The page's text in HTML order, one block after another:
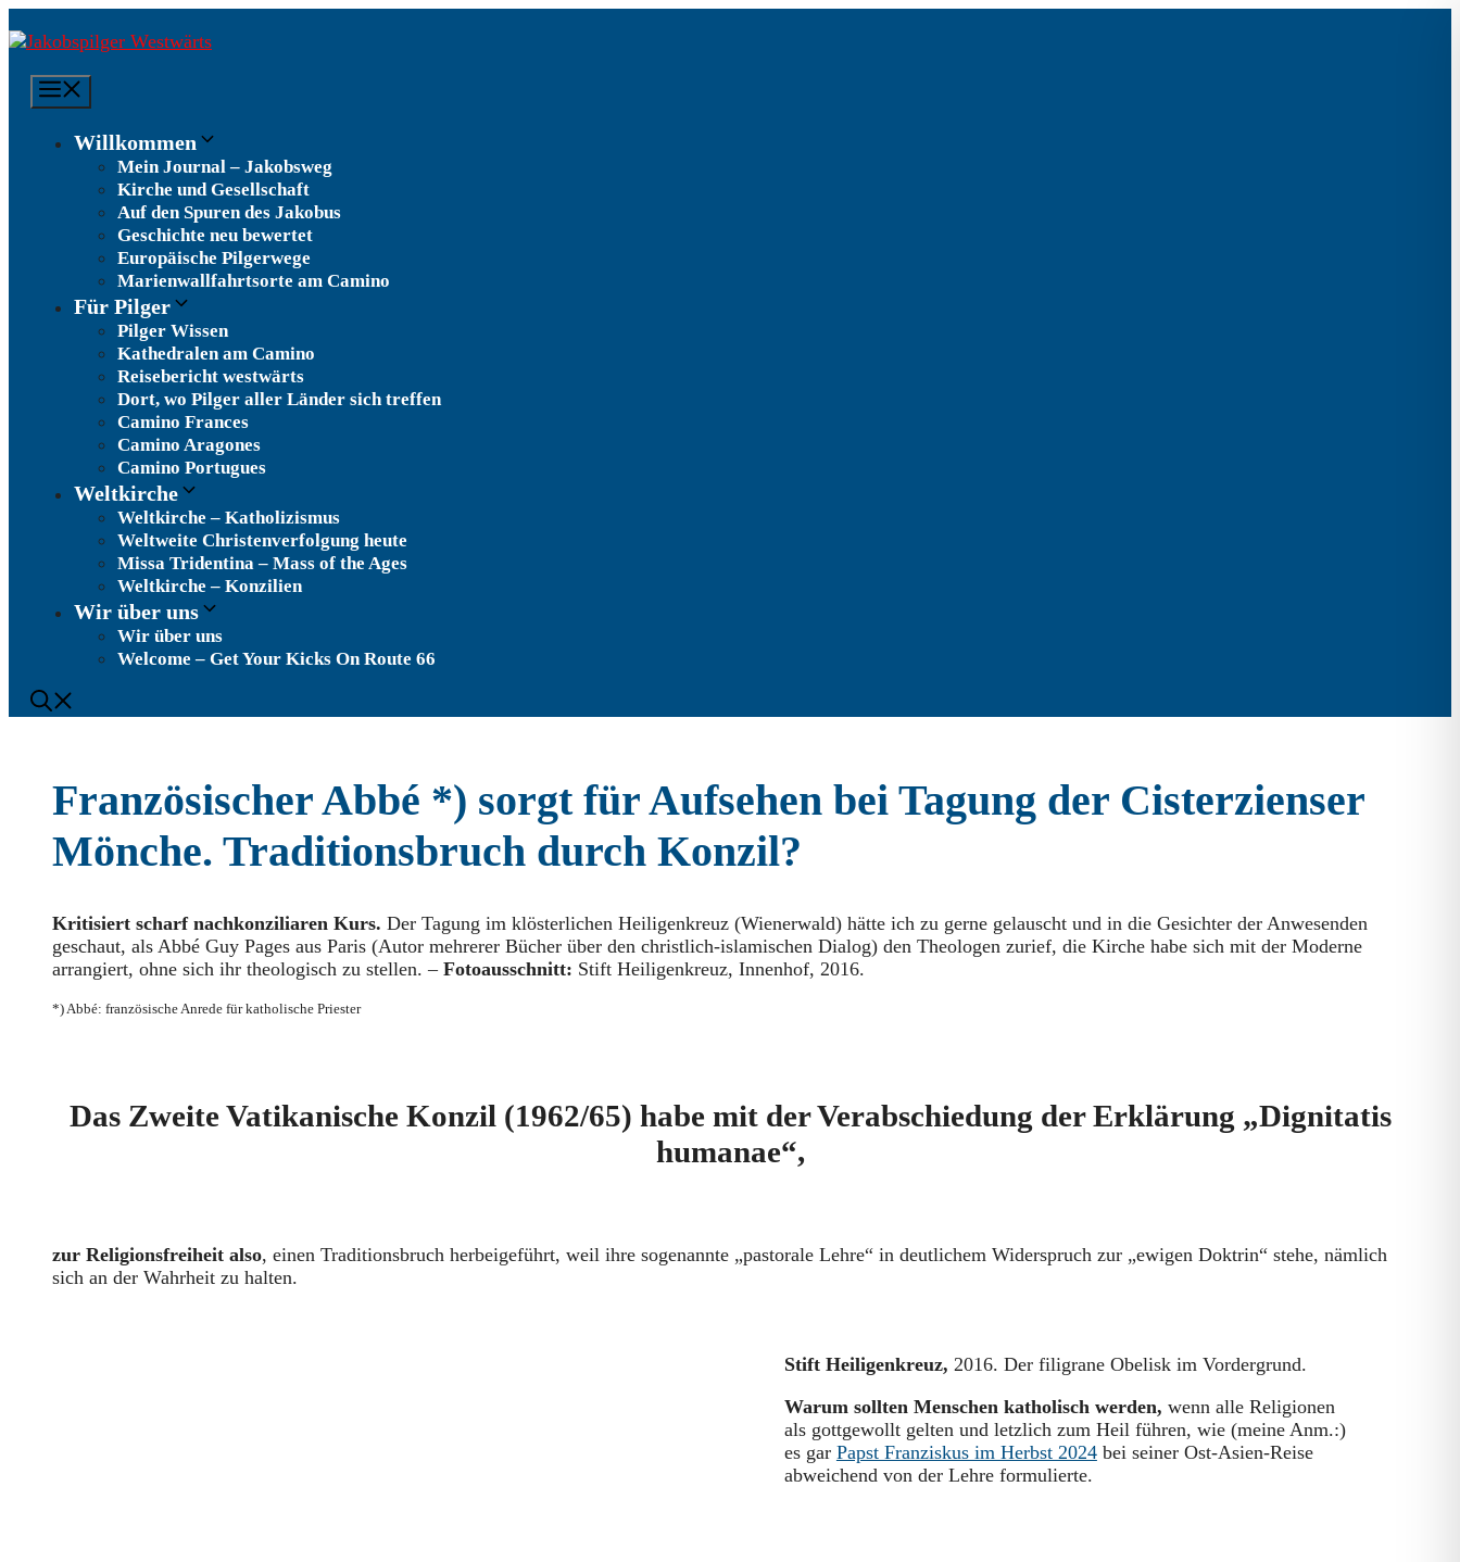
Inhalt
Willkommen
Mein Journal – Jakobsweg
Kirche und Gesellschaft
Auf den Spuren des Jakobus
Geschichte neu bewertet
Europäische Pilgerwege
Marienwallfahrtsorte am Camino
Für Pilger
Pilger Wissen
Kathedralen am Camino
Reisebericht westwärts
Dort, wo Pilger aller Länder sich treffen
Camino Frances
Camino Aragones
Camino Portugues
Weltkirche
Weltkirche – Katholizismus
Weltweite Christenverfolgung heute
Missa Tridentina – Mass of the Ages
Weltkirche – Konzilien
Wir über uns
Wir über uns
Welcome – Get Your Kicks On Route 66
Französischer Abbé *) sorgt für Aufsehen bei Tagung der Cisterzienser
Mönche. Traditionsbruch durch Konzil?
Kritisiert scharf nachkonziliaren Kurs. Der Tagung im klösterlichen Heiligenkreuz (Wienerwald) hätte ich zu gerne gelauscht und in die Gesichter der Anwesenden
geschaut, als Abbé Guy Pages aus Paris (Autor mehrerer Bücher über den christlich-islamischen Dialog) den Theologen zurief, die Kirche habe sich mit der Moderne
arrangiert, ohne sich ihr theologisch zu stellen. – Fotoausschnitt: Stift Heiligenkreuz, Innenhof, 2016.
*) Abbé: französische Anrede für katholische Priester
Das Zweite Vatikanische Konzil (1962/65) habe mit der Verabschiedung der Erklärung „Dignitatis
humanae“,
zur Religionsfreiheit also, einen Traditionsbruch herbeigeführt, weil ihre sogenannte „pastorale Lehre“ in deutlichem Widerspruch zur „ewigen Doktrin“ stehe, nämlich
sich an der Wahrheit zu halten.
Stift Heiligenkreuz, 2016. Der filigrane Obelisk im Vordergrund.
Warum sollten Menschen katholisch werden, wenn alle Religionen
als gottgewollt gelten und letzlich zum Heil führen, wie (meine Anm.:)
es gar Papst Franziskus im Herbst 2024bei seiner Ost-Asien-Reise
abweichend von der Lehre formulierte.